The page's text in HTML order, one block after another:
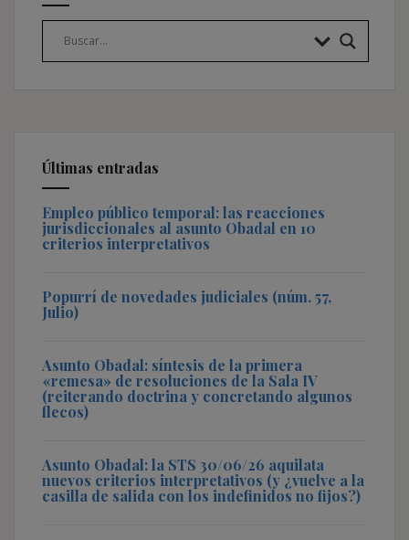
Últimas entradas
Empleo público temporal: las reacciones
jurisdiccionales al asunto Obadal en 10
criterios interpretativos
Popurrí de novedades judiciales (núm. 57,
Julio)
Asunto Obadal: síntesis de la primera
«remesa» de resoluciones de la Sala IV
(reiterando doctrina y concretando algunos
flecos)
Asunto Obadal: la STS 30/06/26 aquilata
nuevos criterios interpretativos (y ¿vuelve a la
casilla de salida con los indefinidos no fijos?)